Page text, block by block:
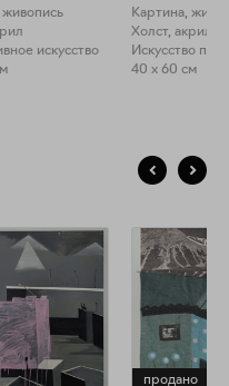
живопись
искусство
Картина,
Холст, акрил
40 x 60 см
продано